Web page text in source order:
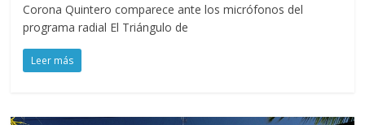
Corona Quintero comparece ante los micrófonos del
programa radial El Triángulo de
Leer más